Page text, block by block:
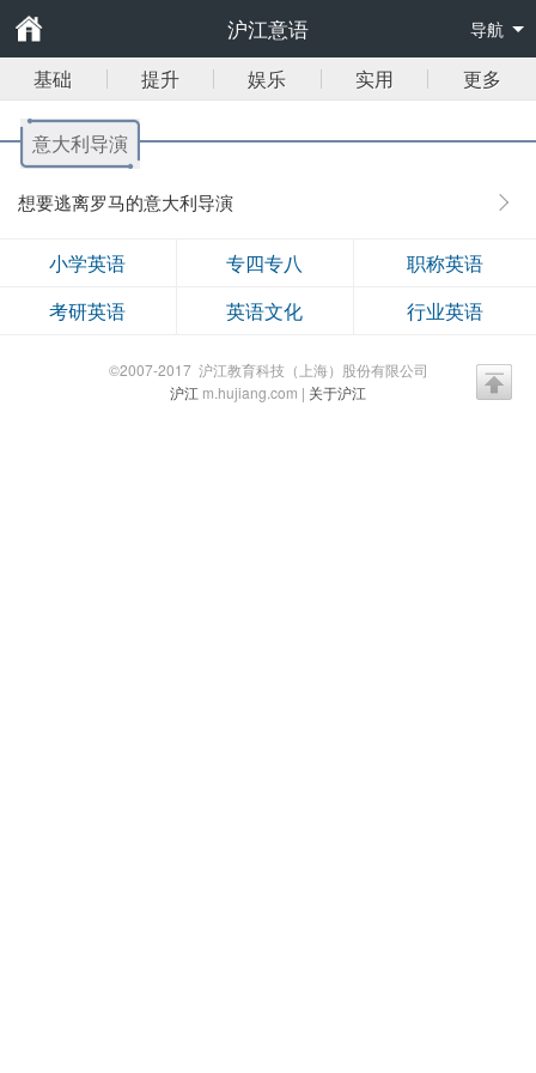
沪江意语 导航
基础 提升 娱乐 实用 更多
意大利导演
想要逃离罗马的意大利导演
小学英语 专四专八
职称英语
考研英语
英语文化 行业英语
©2007-2017 沪江教育科技（上海）股份有限公司
沪江 m.hujiang.com | 关于沪江